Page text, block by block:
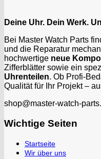
Deine Uhr. Dein Werk.
Bei Master Watch Parts
und die Reparatur
hochwertige neue
Zifferblätter sowie ein
Uhrenteilen. Ob Profi-
Qualität für Ihr Projekt –
shop@master-watch-
Wichtige Seiten
Startseite
Wir über uns